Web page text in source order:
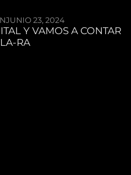
JUNIO 23, 2024
Y VAMOS A CONTAR
RA